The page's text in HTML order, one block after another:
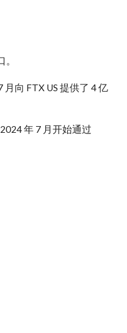
向 FTX US 提供了 4 亿
年 7 月开始通过